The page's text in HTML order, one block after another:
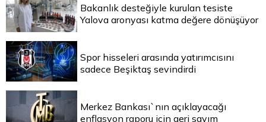
Bakanlık desteğiyle kurulan tesiste
Yalova aronyası katma değere dönüşüyor
Spor hisseleri arasında yatırımcısını
sadece Beşiktaş sevindirdi
Merkez Bankası`nın açıklayacağı
enflasyon raporu için geri sayım